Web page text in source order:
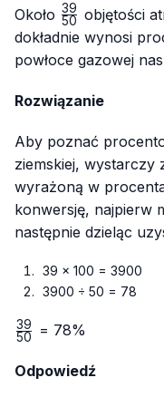
Około \frac{39}
{50}
50
39 objętości
dokładnie wynosi
powłoce gazowej
Rozwiązanie
Aby poznać
ziemskiej, wystarczy
wyrażoną w
konwersję, najpierw
następnie dzieląc
39 × 100 = 3900
3900 ÷ 50 = 78
\frac{39}
50
39 = 78%
Odpowiedź